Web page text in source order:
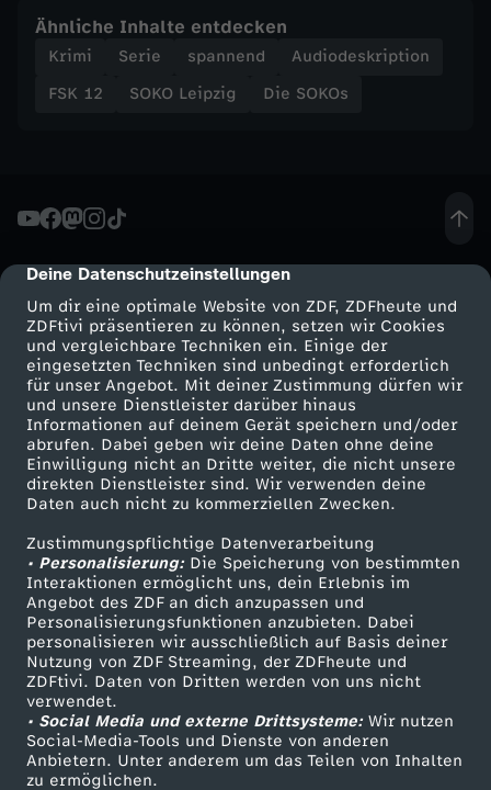
cmp-dialog-description
Deine Datenschutzeinstellungen
Um dir eine optimale Website von ZDF, ZDFheute und
ZDFtivi präsentieren zu können, setzen wir Cookies
und vergleichbare Techniken ein. Einige der
eingesetzten Techniken sind unbedingt erforderlich
für unser Angebot. Mit deiner Zustimmung dürfen wir
und unsere Dienstleister darüber hinaus
Informationen auf deinem Gerät speichern und/oder
abrufen. Dabei geben wir deine Daten ohne deine
Einwilligung nicht an Dritte weiter, die nicht unsere
direkten Dienstleister sind. Wir verwenden deine
Daten auch nicht zu kommerziellen Zwecken.
Zustimmungspflichtige Datenverarbeitung
• Personalisierung:Die Speicherung von bestimmten
Interaktionen ermöglicht uns, dein Erlebnis im
Angebot des ZDF an dich anzupassen und
Personalisierungsfunktionen anzubieten. Dabei
personalisieren wir ausschließlich auf Basis deiner
Nutzung von ZDF Streaming, der ZDFheute und
ZDFtivi. Daten von Dritten werden von uns nicht
verwendet.
• Social Media und externe Drittsysteme:Wir nutzen
Social-Media-Tools und Dienste von anderen
Anbietern. Unter anderem um das Teilen von Inhalten
zu ermöglichen.
g
e
Ähnliche Inhalte entdecken
Krimi Serie spannend
Audiodeskription
FSK 12
SOKO Leipzig Die SOKOs
Mehr ZDF
ZDF-Apps
Smart TV
ZDFtext
Livestreams
Sendungen A-Z
TV-Programm
Service
ZDFmitreden
Kontakt zum ZDF
Tickets
Zuschauerservice
Hilfe
ZDF Unternehmen
Karriere